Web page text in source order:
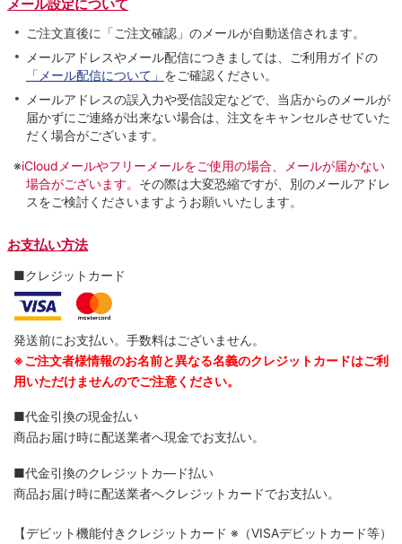
メール設定について
ご注文直後に「ご注文確認」のメールが自動送信されます。
メールアドレスやメール配信につきましては、ご利用ガイドの
「メール配信について」 をご確認ください。
メールアドレスの誤入力や受信設定などで、当店からのメールが
届かずにご連絡が出来ない場合は、注文をキャンセルさせていた
だく場合がございます。
※iCloudメールやフリーメールをご使用の場合、メールが届かない
場合がございます。 その際は大変恐縮ですが、別のメールアドレ
スをご検討くださいますようお願いいたします。
お支払い方法
■クレジットカード
発送前にお支払い。手数料はございません。
※ご注文者様情報のお名前と異なる名義のクレジットカードはご利
用いただけませんのでご注意ください。
■代金引換の現金払い
商品お届け時に配送業者へ現金でお支払い。
■代金引換のクレジットカ―ド払い
商品お届け時に配送業者へクレジットカードでお支払い。
【デビット機能付きクレジットカード ※（VISAデビットカード等）